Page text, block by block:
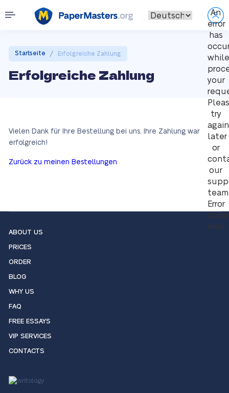
An
error
has
while
your
try
again
later
or
our
Error
code
error:
Startseite / Erfolgreiche Zahlung
Erfolgreiche Zahlung
Vielen Dank für Ihre Bestellung bei uns. Ihre Zahlung war
erfolgreich!
Zurück zu meinen Bestellungen
ABOUT US
PRICES
ORDER
BLOG
WHY US
FAQ
FREE ESSAYS
VIP SERVICES
CONTACTS